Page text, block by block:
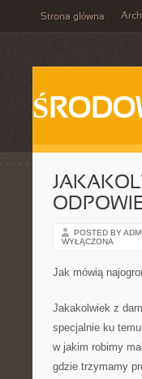
Strona główna
POSTED BY
WYŁĄCZONA
Jak mówią
Jakakolwiek z
specjalnie ku
w jakim robimy
gdzie trzymamy